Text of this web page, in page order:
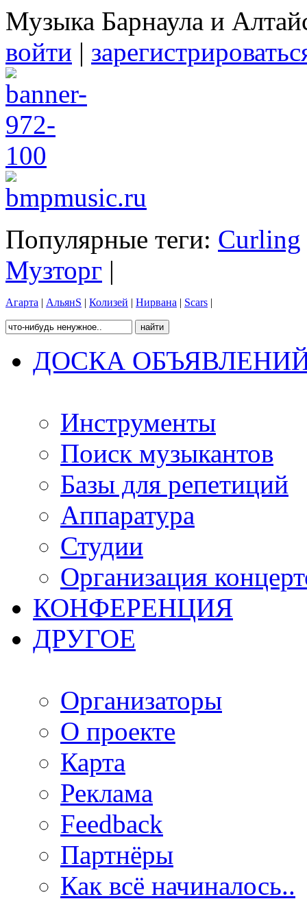
Музыка Барнаула и
войти |
Популярные теги: Curling
Музторг |
Агарта | АльянS | Колизей | Нирвана | Scars |
ДОСКА
Инструменты
Поиск музыкантов
Базы для репетиций
Аппаратура
Студии
Организация
КОНФЕРЕНЦИЯ
ДРУГОЕ
Организаторы
О проекте
Карта
Реклама
Feedback
Партнёры
Как всё начиналось..